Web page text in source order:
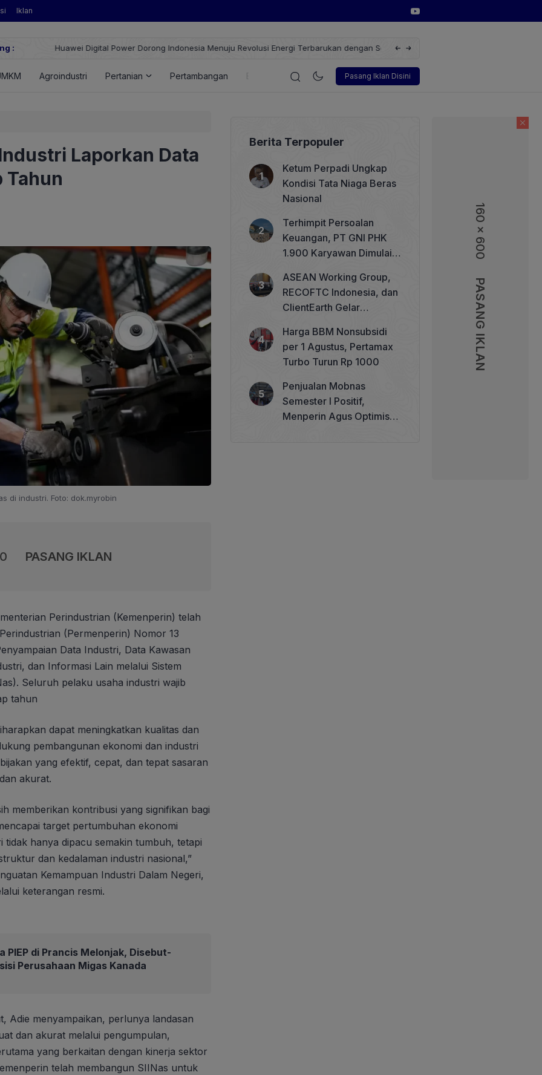
160 x 600
PASANG IKLAN
Iklan
:
Huawei Digital Power Dorong Indonesia Menuju Revolusi Energi Terbarukan dengan Solusi
Wakil Direktur Utama PT Pelindo,
Pasang Iklan Disini
Agroindustri Pertanian Pertambangan Energi Korporasi Teknologi Otomotif
Laporkan Data
Tahun
di industri. Foto: dok.myrobin
PASANG IKLAN
Perindustrian (Kemenperin) telah
(Permenperin) Nomor 13
Data Industri, Data Kawasan
dan Informasi Lain melalui Sistem
Seluruh pelaku usaha industri wajib
tahun
dapat meningkatkan kualitas dan
pembangunan ekonomi dan industri
yang efektif, cepat, dan tepat sasaran
akurat.
memberikan kontribusi yang signifikan bagi
target pertumbuhan ekonomi
hanya dipacu semakin tumbuh, tetapi
dan kedalaman industri nasional,”
Kemampuan Industri Dalam Negeri,
keterangan resmi.
PIEP di Prancis Melonjak, Disebut-
Perusahaan Migas Kanada
Adie menyampaikan, perlunya landasan
dan akurat melalui pengumpulan,
yang berkaitan dengan kinerja sektor
telah membangun SIINas untuk
Berita Terpopuler
Ketum Perpadi Ungkap
Kondisi Tata Niaga Beras
Nasional
Terhimpit Persoalan
Keuangan, PT GNI PHK
1.900 Karyawan Dimulai 5
ASEAN Working Group,
RECOFTC Indonesia, dan
ClientEarth Gelar
Memperkuat Tata Kelola
Perhutanan Sosial
Harga BBM Nonsubsidi
per 1 Agustus, Pertamax
Turbo Turun Rp 1000
Penjualan Mobnas
Semester I Positif,
Menperin Agus Optimistis